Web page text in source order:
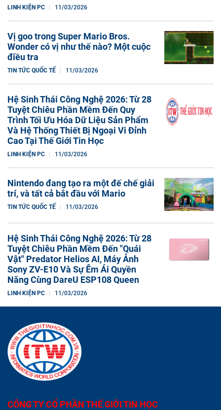
LINH KIỆN PC 11/03/2026
Vị goo trong Super Mario Bros.
Wonder có vị như thế nào? Một cuộc
điều tra
TIN TỨC QUỐC TẾ 11/03/2026
Hệ Sinh Thái Công Nghệ 2026: Từ 28
Tuyệt Chiêu Phần Mềm Đến Quy
Trình Tối Ưu Hóa Dữ Liệu Sản Phẩm
Và Hệ Thống Thiết Bị Ngoại Vi Đỉnh
Cao Tại Thế Giới Tin Học
LINH KIỆN PC 11/03/2026
Nintendo đang tạo ra một đế chế giải
trí, và tất cả bắt đầu với Mario
TIN TỨC QUỐC TẾ 11/03/2026
Hệ Sinh Thái Công Nghệ 2026: Từ 28
Tuyệt Chiêu Phần Mềm Đến "Quái
Vật" Predator Helios AI, Máy Ảnh
Sony ZV-E10 Và Sự Êm Ái Quyền
Năng Cùng DareU ESP108 Queen
LINH KIỆN PC 11/03/2026
CÔNG TY CỔ PHẦN THẾ GIỚI TIN HỌC